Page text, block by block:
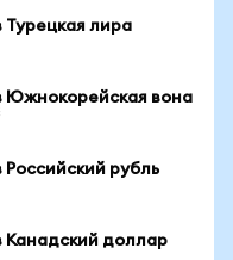
Турецкая лира
Южнокорейская вона
Российский рубль
Канадский доллар